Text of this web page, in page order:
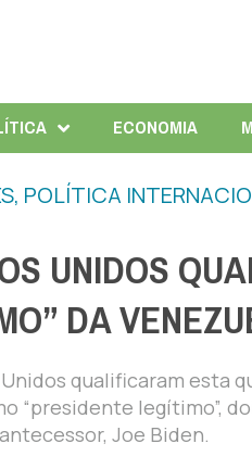
ECONOMIA
, POLÍTICA
UNIDOS
DA
qualificaram esta
“presidente legítimo”,
Joe Biden.